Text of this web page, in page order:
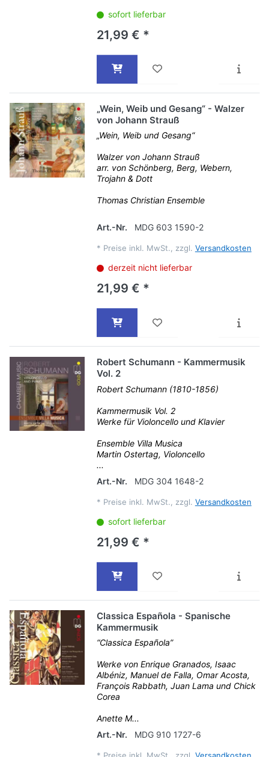
sofort lieferbar
21,99 € *
„Wein, Weib und Gesang“ - Walzer
von Johann Strauß
„Wein, Weib und Gesang“
Walzer von Johann Strauß
arr. von Schönberg, Berg, Webern,
Trojahn & Dott
Thomas Christian Ensemble
Art.-Nr. MDG 603 1590-2
* Preise inkl. MwSt., zzgl. Versandkosten
derzeit nicht lieferbar
21,99 € *
Robert Schumann - Kammermusik
Vol. 2
Robert Schumann (1810-1856)
Kammermusik Vol. 2
Werke für Violoncello und Klavier
Ensemble Villa Musica
Martin Ostertag, Violoncello
...
Art.-Nr.
MDG 304 1648-2
* Preise inkl. MwSt., zzgl. Versandkosten
sofort lieferbar
21,99 € *
Classica Española - Spanische
Kammermusik
“Classica Española”
Werke von Enrique Granados, Isaac
Albéniz, Manuel de Falla, Omar Acosta,
François Rabbath, Juan Lama und Chick
Corea
Anette M...
Art.-Nr.
MDG 910 1727-6